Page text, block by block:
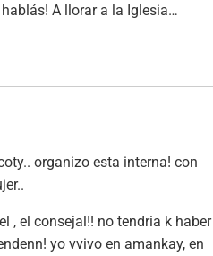
A llorar a la Iglesia…
organizo esta interna! con
, el consejal!! no tendria k haber
yo vvivo en amankay, en